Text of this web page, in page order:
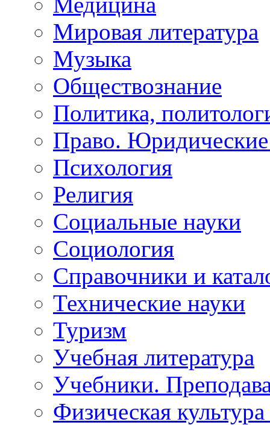
Мировая литература
Музыка
Обществознание
Политика,
Право.
Психология
Религия
Социальные науки
Социология
Справочники и
Технические науки
Туризм
Учебная литература
Учебники.
Физическая